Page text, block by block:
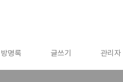
방명록 글쓰기 관리자